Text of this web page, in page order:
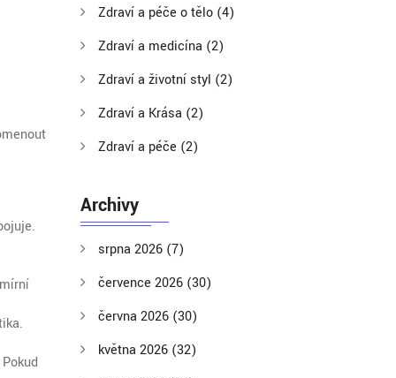
Zdraví a péče o tělo (4)
Zdraví a medicína (2)
Zdraví a životní styl (2)
Zdraví a Krása (2)
Zdraví a péče (2)
Archivy
srpna 2026 (7)
července 2026 (30)
června 2026 (30)
května 2026 (32)